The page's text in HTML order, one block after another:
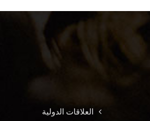
العلاقات الدولية